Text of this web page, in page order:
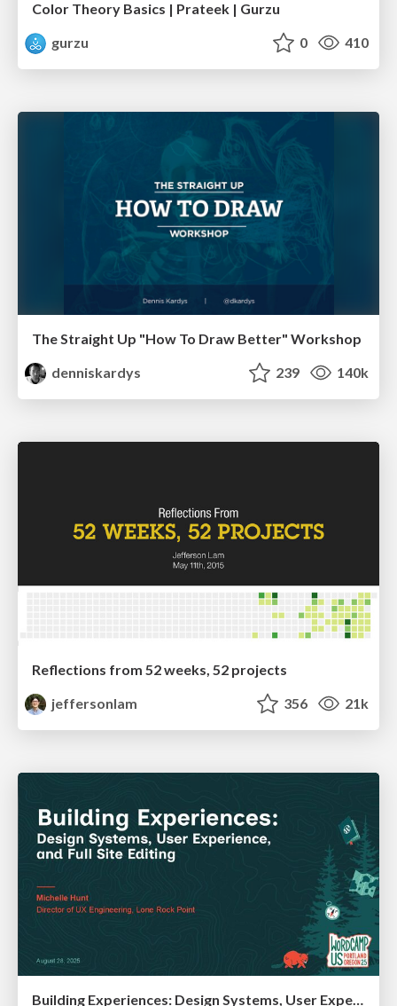
Color Theory Basics | Prateek | Gurzu
gurzu
0 410
The Straight Up "How To Draw Better" Workshop
denniskardys
239 140k
Reflections from 52 weeks, 52 projects
jeffersonlam
356 21k
Building Experiences: Design Systems, User Experience, and Full Site Editing